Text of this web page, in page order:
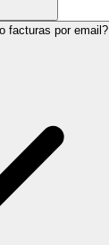
facturas por email?